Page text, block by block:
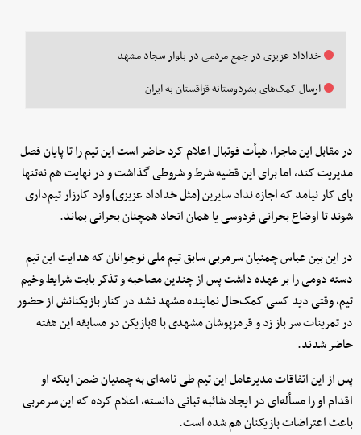
خداداد عزیزی در جمع مردمی در بلوار سجاد مشهد
ارسال کمک‌های بشردوستانه قزاقستان به ایران
در مقابل این ماجرا، هیأت فوتبال اعلام کرد حاضر است این تیم را تا پایان فصل
مدیریت کند، اما برای این قضیه شرط و شروطی گذاشت و در نهایت هم نه‌تنها
پای کار نیامد که اجازه نداد سایرین [مثل خداداد عزیزی] وارد کارزار تیم‌داری
شوند تا اوضاع بحرانی فردوسی یا همان اتحاد همچنان بحرانی بماند.
در این بین عباس چمنیان سرمربی سابق تیم ملی نوجوانان که هدایت این تیم
دسته دومی را بر عهده داشت پس از چندین مصاحبه و تذکر بابت شرایط وخیم
تیم، وقتی دید کسی کمک‌حال نماینده مشهد نشد در کنار بازیکنانش از حضور
در تمرینات سر باز زد و قرمزپوشان مشهدی با 8بازیکن در مسابقه این هفته
حاضر شدند.
پس از این اتفاقات مدیرعامل این تیم طی نامه‌ای به چمنیان ضمن اینکه او
اقدام او را مسأله‌ای در ایجاد شائبه تبانی دانسته، اعلام کرده که این سرمربی
باعث اعتراضات بازیکنان هم شده است.